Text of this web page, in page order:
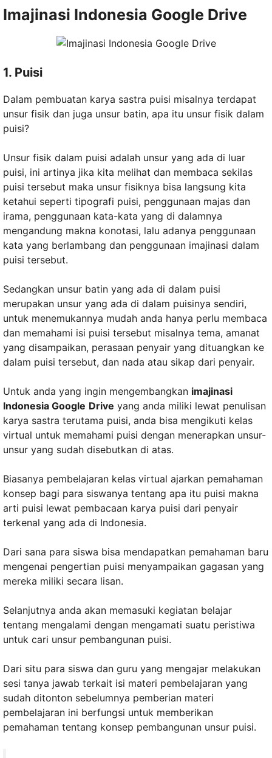
Imajinasi Indonesia Google Drive
1. Puisi
Dalam pembuatan karya sastra puisi misalnya terdapat
unsur fisik dan juga unsur batin, apa itu unsur fisik dalam
puisi?
Unsur fisik dalam puisi adalah unsur yang ada di luar
puisi, ini artinya jika kita melihat dan membaca sekilas
puisi tersebut maka unsur fisiknya bisa langsung kita
ketahui seperti tipografi puisi, penggunaan majas dan
irama, penggunaan kata-kata yang di dalamnya
mengandung makna konotasi, lalu adanya penggunaan
kata yang berlambang dan penggunaan imajinasi dalam
puisi tersebut.
Sedangkan unsur batin yang ada di dalam puisi
merupakan unsur yang ada di dalam puisinya sendiri,
untuk menemukannya mudah anda hanya perlu membaca
dan memahami isi puisi tersebut misalnya tema, amanat
yang disampaikan, perasaan penyair yang dituangkan ke
dalam puisi tersebut, dan nada atau sikap dari penyair.
Untuk anda yang ingin mengembangkan imajinasi
Indonesia Google Drive yang anda miliki lewat penulisan
karya sastra terutama puisi, anda bisa mengikuti kelas
virtual untuk memahami puisi dengan menerapkan unsur-
unsur yang sudah disebutkan di atas.
Biasanya pembelajaran kelas virtual ajarkan pemahaman
konsep bagi para siswanya tentang apa itu puisi makna
arti puisi lewat pembacaan karya puisi dari penyair
terkenal yang ada di Indonesia.
Dari sana para siswa bisa mendapatkan pemahaman baru
mengenai pengertian puisi menyampaikan gagasan yang
mereka miliki secara lisan.
Selanjutnya anda akan memasuki kegiatan belajar
tentang mengalami dengan mengamati suatu peristiwa
untuk cari unsur pembangunan puisi.
Dari situ para siswa dan guru yang mengajar melakukan
sesi tanya jawab terkait isi materi pembelajaran yang
sudah ditonton sebelumnya pemberian materi
pembelajaran ini berfungsi untuk memberikan
pemahaman tentang konsep pembangunan unsur puisi.